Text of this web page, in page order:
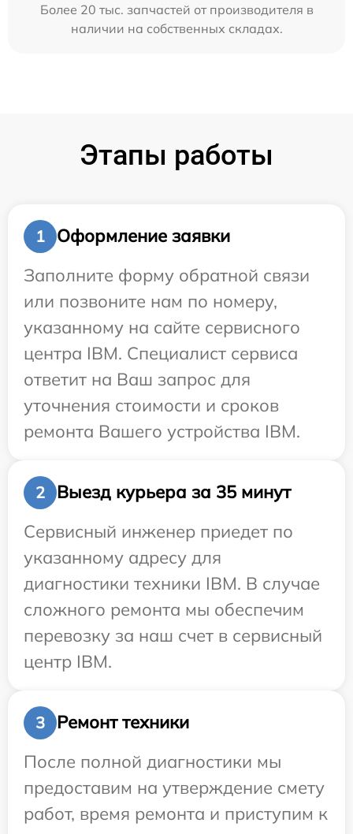
Более 20 тыс. запчастей от производителя в
наличии на собственных складах.
Этапы работы
1
Оформление заявки
Заполните форму обратной связи
или позвоните нам по номеру,
указанному на сайте сервисного
центра IBM. Специалист сервиса
ответит на Ваш запрос для
уточнения стоимости и сроков
ремонта Вашего устройства IBM.
2
Выезд курьера за 35 минут
Сервисный инженер приедет по
указанному адресу для
диагностики техники IBM. В случае
сложного ремонта мы обеспечим
перевозку за наш счет в сервисный
центр IBM.
3
Ремонт техники
После полной диагностики мы
предоставим на утверждение смету
работ, время ремонта и приступим к